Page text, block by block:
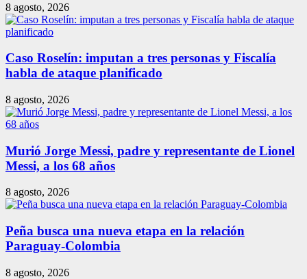
8 agosto, 2026
Caso Roselín: imputan a tres personas y Fiscalía
habla de ataque planificado
8 agosto, 2026
Murió Jorge Messi, padre y representante de Lionel
Messi, a los 68 años
8 agosto, 2026
Peña busca una nueva etapa en la relación
Paraguay-Colombia
8 agosto, 2026